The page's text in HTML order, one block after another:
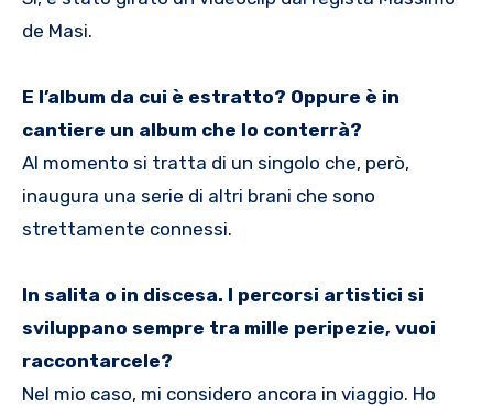
de Masi.
E l’album da cui è estratto? Oppure è in
cantiere un album che lo conterrà?
Al momento si tratta di un singolo che, però,
inaugura una serie di altri brani che sono
strettamente connessi.
In salita o in discesa. I percorsi artistici si
sviluppano sempre tra mille peripezie, vuoi
raccontarcele?
Nel mio caso, mi considero ancora in viaggio. Ho